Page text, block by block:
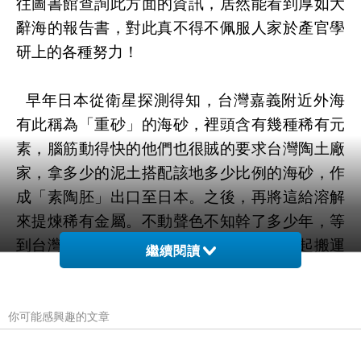
往圖書館查詢此方面的資訊，居然能看到厚如大
辭海的報告書 ，對此真不得不佩服人家於產官學
研上的各種努力 ！
早年日本從衛星探測得知 ， 台灣嘉義附近外海
有此稱為 「重砂 」 的海砂，裡頭含有幾種稀有元
素 ， 腦筋動得快的他們也很賊的要求台灣陶土廠
家 ， 拿多少的泥土搭配該地多少比例的海砂 ，作
成 「 素陶胚 」 出口至日本。 之後 ， 再將這給溶解
來提煉稀有金屬。不動聲色不知幹了多少年 ，等
到 台灣海關查出有不少的出口量
並納悶起搬運
時不都會給弄破，到底這是要幹什麼呢？後來追
灣有關當局給識破
繼續閱讀
你可能感興趣的文章